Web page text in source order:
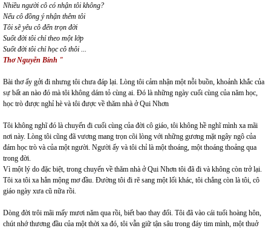
Nhiều người cô có nhận tôi không?
Nếu cô đồng ý nhận thêm tôi
Tôi sẽ yêu cô đến trọn đời
Suốt đời tôi chỉ theo một lớp
Suốt đời tôi chỉ học cô thôi ...
Thơ Nguyễn Bính "
Bài thơ ấy gởi đi nhưng tôi chưa đáp lại. Lòng tôi cảm nhận một nỗi buồn, khoảnh khắc của
sự bất an nào đó mà tôi không dám tỏ cùng ai. Đó là những ngày cuối cùng của năm học,
học trò được nghỉ hè và tôi được về thăm nhà ở Qui Nhơn
Tôi không nghĩ đó là chuyến đi cuối cùng của đời cô giáo, tôi không hề nghĩ mình xa mãi
nơi này. Lòng tôi cũng đã vương mang trọn cõi lòng với những gương mặt ngây ngô của
đám học trò và của một người. Người ấy và tôi chỉ là một thoáng, một thoáng thoảng qua
trong đời.
Vì một lý do đặc biệt, trong chuyến về thăm nhà ở Qui Nhơn tôi đã đi và không còn trở lại.
Tôi xa tôi xa hẳn mộng mơ đầu. Đường tôi đi rẽ sang một lối khác, tôi chẳng còn là tôi, cô
giáo ngày xưa cũ nữa rồi.
Dòng đời trôi mãi mấy mươi năm qua rồi, biết bao thay đổi. Tôi đã vào cái tuổi hoàng hôn,
chút nhớ thương đầu của một thời xa đó, tôi vẫn giữ tận sâu trong đáy tim mình, một thuở